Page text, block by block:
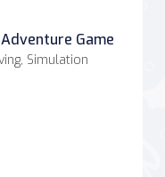
Game
Simulation